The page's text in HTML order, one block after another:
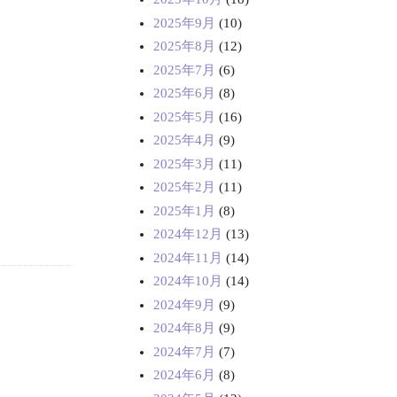
2025年9月 (10)
2025年8月 (12)
2025年7月 (6)
2025年6月 (8)
2025年5月 (16)
2025年4月 (9)
2025年3月 (11)
2025年2月 (11)
2025年1月 (8)
2024年12月 (13)
2024年11月 (14)
2024年10月 (14)
2024年9月 (9)
2024年8月 (9)
2024年7月 (7)
2024年6月 (8)